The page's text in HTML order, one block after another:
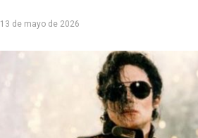
13 de mayo de 2026